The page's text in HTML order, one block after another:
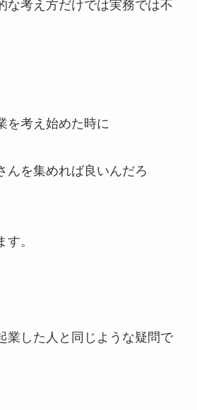
な考え方だけでは実務では不
を考え始めた時に
んを集めれば良いんだろ
。
業した人と同じような疑問で